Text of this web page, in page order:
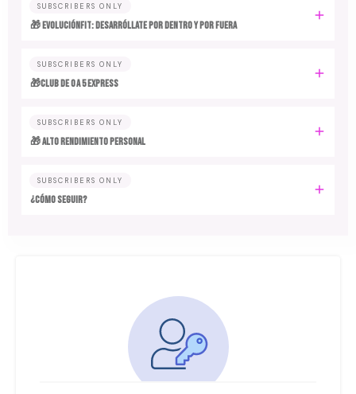
SUBSCRIBERS ONLY
🎁 EvoluciónFit: desarróllate por dentro y por fuera
SUBSCRIBERS ONLY
🎁Club de 0 a 5 EXPRESS
SUBSCRIBERS ONLY
🎁 ALTO RENDIMIENTO PERSONAL
SUBSCRIBERS ONLY
¿CÓMO SEGUIR?